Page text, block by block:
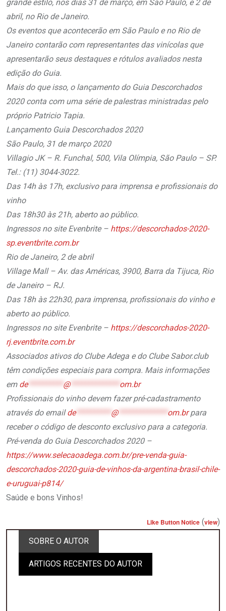
grande estilo, nos dias 31 de março, em São Paulo, e 2 de
abril, no Rio de Janeiro.
Os eventos que acontecerão em São Paulo e no Rio de
Janeiro contarão com representantes das vinícolas que
apresentarão seus destaques e rótulos avaliados nesta
edição do Guia.
Mais do que isso, o lançamento do Guia Descorchados
2020 conta com uma série de palestras ministradas pelo
próprio Patricio Tapia.
Lançamento Guia Descorchados 2020
São Paulo, 31 de março 2020
Villagio JK – R. Funchal, 500, Vila Olímpia, São Paulo – SP.
Tel.: (11) 3044-3022.
Das 14h às 17h, exclusivo para imprensa e profissionais do
vinho
Das 18h30 às 21h, aberto ao público.
Ingressos no site Evenbrite – https://descorchados-2020-
sp.eventbrite.com.br
Rio de Janeiro, 2 de abril
Village Mall – Av. das Américas, 3900, Barra da Tijuca, Rio
de Janeiro – RJ.
Das 18h às 22h30, para imprensa, profissionais do vinho e
aberto ao público.
Ingressos no site Evenbrite – https://descorchados-2020-
rj.eventbrite.com.br
Associados ativos do Clube Adega e do Clube Sabor.club
têm condições especiais para compra. Mais informações
em de********** @************** om.br
Profissionais do vinho devem fazer pré-cadastramento
através do emailde********** @************** om.brpara
receber o código de desconto exclusivo para a categoria.
Pré-venda do Guia Descorchados 2020 –
https://www.selecaoadega.com.br/pre-venda-guia-
descorchados-2020-guia-de-vinhos-da-argentina-brasil-chile-
e-uruguai-p814/
Saúde e bons Vinhos!
Like Button Notice (view)
SOBRE O AUTOR
ARTIGOS RECENTES DO AUTOR